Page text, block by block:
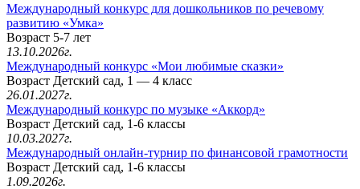
Международный конкурс для дошкольников по речевому
развитию «Умка»
Возраст 5-7 лет
13.10.2026г.
Международный конкурс «Мои любимые сказки»
Возраст Детский сад, 1 — 4 класс
26.01.2027г.
Международный конкурс по музыке «Аккорд»
Возраст Детский сад, 1-6 классы
10.03.2027г.
Международный онлайн-турнир по финансовой грамотности
Возраст Детский сад, 1-6 классы
1.09.2026г.